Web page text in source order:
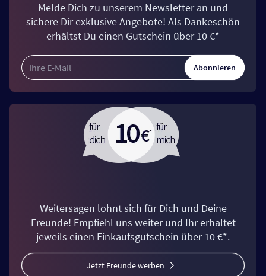
Melde Dich zu unserem Newsletter an und
sichere Dir exklusive Angebote! Als Dankeschön
erhältst Du einen Gutschein über 10 €*
Abonnieren
Weitersagen lohnt sich für Dich und Deine
Freunde! Empfiehl uns weiter und Ihr erhaltet
jeweils einen Einkaufsgutschein über 10 €*.
Jetzt Freunde werben